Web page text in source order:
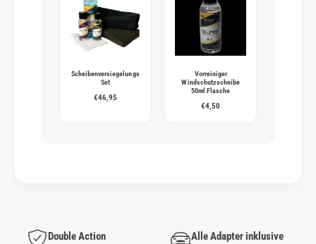
Scheibenversiegelungs
Set
€46,95
Vorreiniger
Windschutzscheibe
50ml Flasche
€4,50
Double Action Alle Adapter inklusive